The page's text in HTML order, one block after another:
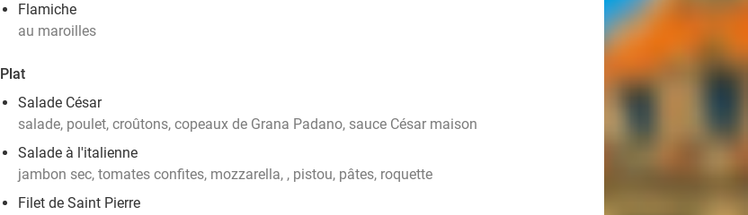
Flamiche
au maroilles
Plat
Salade César
salade, poulet, croûtons, copeaux de Grana Padano, sauce César maison
Salade à l'italienne
jambon sec, tomates confites, mozzarella, , pistou, pâtes, roquette
Filet de Saint Pierre